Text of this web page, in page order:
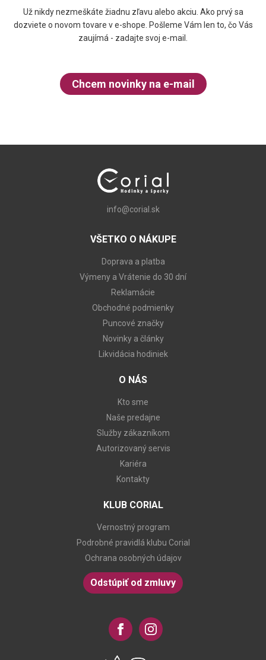
Už nikdy nezmeškáte žiadnu zľavu alebo akciu. Ako prvý sa
dozviete o novom tovare v e-shope. Pošleme Vám len to, čo Vás
zaujímá - zadajte svoj e-mail.
Chcem novinky na e-mail
info@corial.sk
VŠETKO O NÁKUPE
Doprava a platba
Výmeny a Vrátenie do 30 dní
Reklamácie
Obchodné podmienky
Puncové značky
Novinky a články
Likvidácia hodiniek
O NÁS
Kto sme
Naše predajne
Služby zákazníkom
Autorizovaný servis
Kariéra
Kontakty
KLUB CORIAL
Vernostný program
Podrobné pravidlá klubu Corial
Ochrana osobných údajov
Odstúpiť od zmluvy